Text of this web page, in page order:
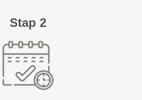
Stap 2